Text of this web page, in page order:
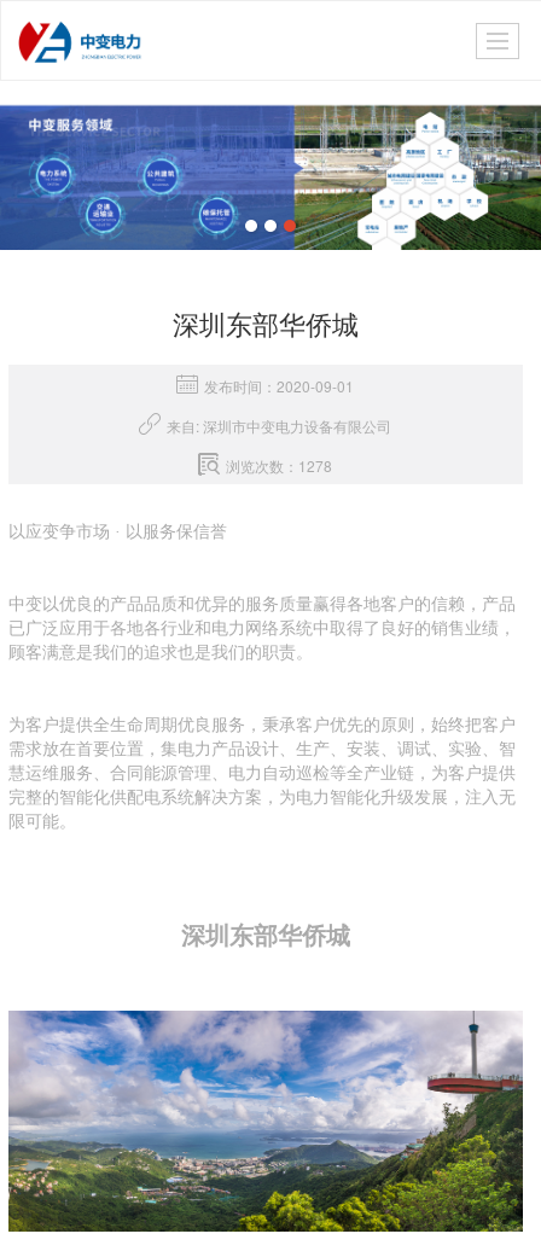
深圳东部华侨城
发布时间：2020-09-01
来自: 深圳市中变电力设备有限公司
浏览次数：1278
以应变争市场 · 以服务保信誉
中变以优良的产品品质和优异的服务质量赢得各地客户的信赖，产品
已广泛应用于各地各行业和电力网络系统中取得了良好的销售业绩，
顾客满意是我们的追求也是我们的职责。
为客户提供全生命周期优良服务，秉承客户优先的原则，始终把客户
需求放在首要位置，集电力产品设计、生产、安装、调试、实验、智
慧运维服务、合同能源管理、电力自动巡检等全产业链，为客户提供
完整的智能化供配电系统解决方案，为电力智能化升级发展，注入无
限可能。
深圳东部华侨城